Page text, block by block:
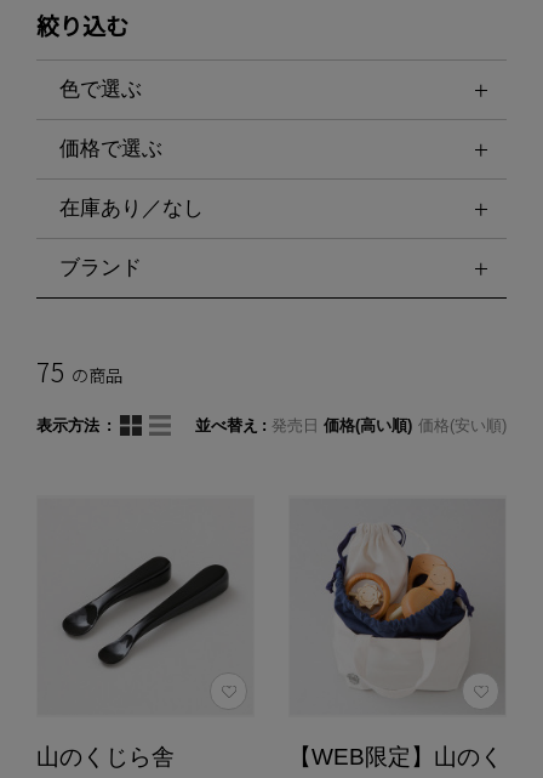
絞り込む
色で選ぶ
価格で選ぶ
在庫あり／なし
ブランド
75 の商品
表示方法 並べ替え 発売日 価格(高い順) 価格(安い順)
山のくじら舎
【WEB限定】山のく